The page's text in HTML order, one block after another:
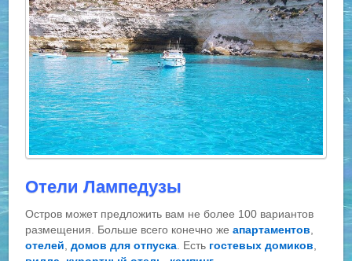
Отели Лампедузы
Остров может предложить вам не более 100 вариантов
размещения. Больше всего конечно жеапартаментов
отелей ,домов для отпуска . Есть гостевых домиков